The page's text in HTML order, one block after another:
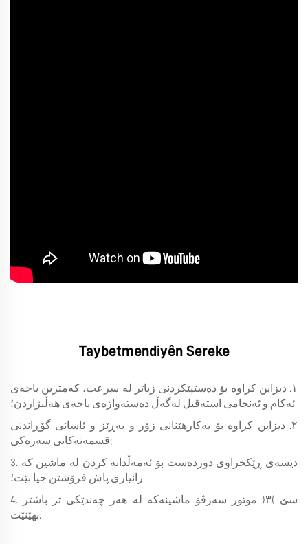
Taybetmendiyên Sereke
١. دیزاین کراوە بۆ دەستپێکردنی زیاتر لە سرعت، کەمترین باجەی
ئەکام و ئەنجامی استەقیل لەگەڵ دەستەواژەی باجەی هەڵبژاردن؛
٢. دیزاین کراوە بۆ بەکارهێنانی زۆر و بەڕێز و ئاسانی گۆڕاندنی
قسمەتەکانی سەرەکی;
3. دیسەی ڕێکخراوی دوردەست بۆ ئەمەڵدانە کردن لە ماشین کە
زانیاری پاش فرۆشتن جیا بێت؛
4. سێ (٣) موتور سەرڤۆ ماشینەکە لە هەر چەندێکی تر باشتر
بهێنێت.